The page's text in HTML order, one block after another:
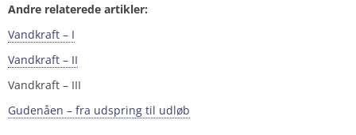
Andre relaterede artikler:
Vandkraft – I
Vandkraft – II
Vandkraft – III
Gudenåen – fra udspring til udløb